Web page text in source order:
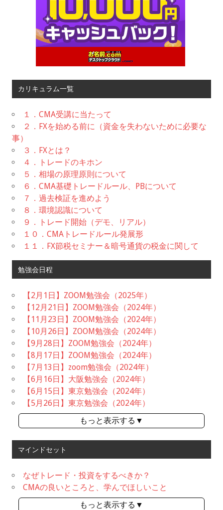
カリキュラム一覧
１．CMA受講に当たって
２．FXを始める前に（資金を失わないために必要な
事）
３．FXとは？
４．トレードのキホン
５．相場の原理原則について
６．CMA基礎トレードルール、PBについて
７．過去検証を進めよう
８．環境認識について
９．トレード開始（デモ、リアル）
１０．CMAトレードルール発展形
１１．FX節税セミナー＆暗号通貨の税金に関して
勉強会日程
【2月1日】ZOOM勉強会（2025年）
【12月21日】ZOOM勉強会（2024年）
【11月23日】ZOOM勉強会（2024年）
【10月26日】ZOOM勉強会（2024年）
【9月28日】ZOOM勉強会（2024年）
【8月17日】ZOOM勉強会（2024年）
【7月13日】zoom勉強会（2024年）
【6月16日】大阪勉強会（2024年）
【6月15日】東京勉強会（2024年）
【5月26日】東京勉強会（2024年）
もっと表示する▼
マインドセット
なぜトレード・投資をするべきか？
CMAの良いところと、学んでほしいこと
もっと表示する▼